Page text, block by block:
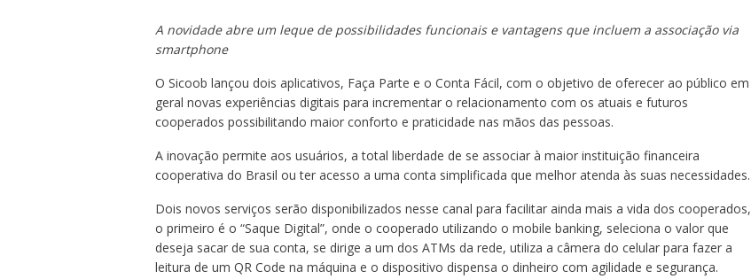
A novidade abre um leque de possibilidades funcionais e vantagens que incluem a associação via
smartphone
O Sicoob lançou dois aplicativos, Faça Parte e o Conta Fácil, com o objetivo de oferecer ao público em
geral novas experiências digitais para incrementar o relacionamento com os atuais e futuros
cooperados possibilitando maior conforto e praticidade nas mãos das pessoas.
A inovação permite aos usuários, a total liberdade de se associar à maior instituição financeira
cooperativa do Brasil ou ter acesso a uma conta simplificada que melhor atenda às suas necessidades.
Dois novos serviços serão disponibilizados nesse canal para facilitar ainda mais a vida dos cooperados,
o primeiro é o “Saque Digital”, onde o cooperado utilizando o mobile banking, seleciona o valor que
deseja sacar de sua conta, se dirige a um dos ATMs da rede, utiliza a câmera do celular para fazer a
leitura de um QR Code na máquina e o dispositivo dispensa o dinheiro com agilidade e segurança.